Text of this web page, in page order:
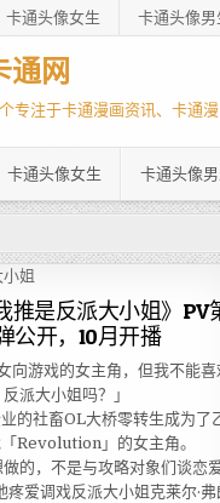
卡通头像女生 卡通头像男
通网
专注于卡通漫画资讯、卡通
卡通头像女生 卡通头像
推是反派大小姐》PV
公开，10月开播
向游戏的女主角，但我不能喜
反派大小姐吗？」
的社畜OL大桥零转生成为了
Revolution」的女主角。
的，不是与攻略对象们谈恋
爱调戏反派大小姐克莱尔·弗